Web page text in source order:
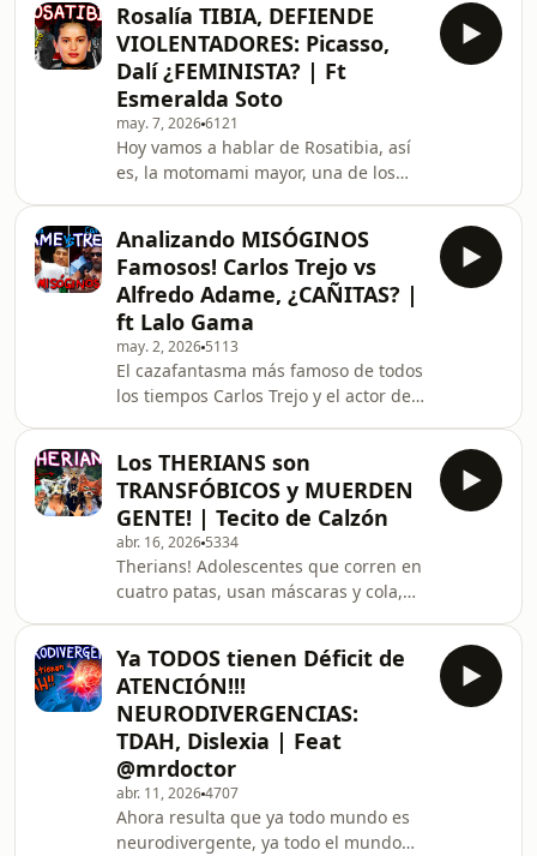
México, en este episodio entrevista a
Beto, un hombre de 36 años que lleva
aproximadamente 18 años en prisión
y tiene una condena de 72 años por
homicidio, mat* al hombre que lo
abusó desde niño y que también era
su padrastro. Huyó a las coladeras y a
los 9 añ
Rosalía TIBIA, DEFIENDE
VIOLENTADORES: Picasso,
Dalí ¿FEMINISTA? | Ft
Esmeralda Soto
may. 7, 20266121
Hoy vamos a hablar de Rosatibia, así
es, la motomami mayor, una de los
nivel mundial actualmente, así es,
estamos hablando de la cantante
Rosalia Vila Tobella, que se ve
constantemente en medio del ojo del
huracán mediático a partir de
declaraciones desafortunadas. Desde
cuestionar a las víctimas de Picasso,
decir que usar piel es “arte”, decir que
no es feminis
Analizando MISÓGINOS
Famosos! Carlos Trejo vs
Alfredo Adame, ¿CAÑITAS? |
ft Lalo Gama
may. 2, 2026 5113
El cazafantasma más famoso de todos
los tiempos Carlos Trejo y el actor de
casi una década de cantarse un tiro y
de casi dos décadas de pública
enemistad, que llega hasta el punto
en el que Trejo acusa a Adame de
haberlo intentado matar, en un
atentado real que tuvo como
resultado un muerto también real,
pero tienen tanto amor p
Los THERIANS son
TRANSFÓBICOS y MUERDEN
GENTE! | Tecito de Calzón
abr. 16, 2026 5334
Therians! Adolescentes que corren en
cuatro patas, usan máscaras y cola,
argumentan que es una identidad
involuntaria, o sea no lo eliges, así
como la orientación sexual y la
identidad de género, evidentemente
a raíz de la reciente viralización se
destapó la cloaca de los
conservadores que le tiran a las
identidades LGBT dic
Ya TODOS tienen Déficit de
ATENCIÓN!!!
NEURODIVERGENCIAS:
TDAH, Dislexia | Feat
‪@mrdoctor‬
abr. 11, 20264707
Ahora resulta que ya todo mundo es
neurodivergente, ya todo el mundo